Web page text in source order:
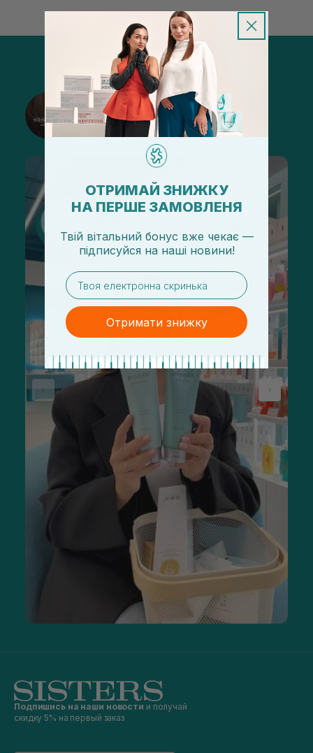
@sisters_stelmakh в Instagram
Подписаться
Подпишись на наши новости и получай
скидку 5% на первый заказ
ОТРИМАЙ ЗНИЖКУ
НА ПЕРШЕ ЗАМОВЛЕНЯ
Твій вітальний бонус вже чекає —
підписуйся на наші новини!
email
Отримати знижку